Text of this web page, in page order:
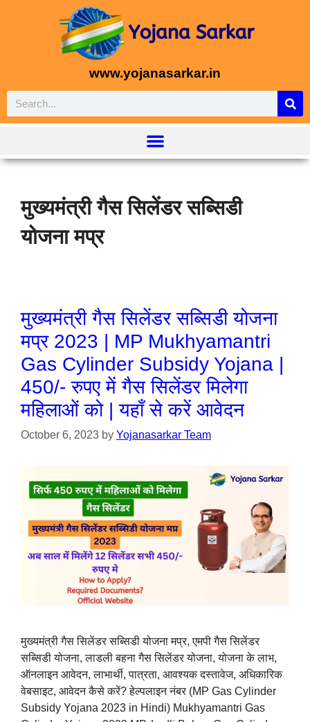
www.yojanasarkar.in
मुख्यमंत्री गैस सिलेंडर सब्सिडी
योजना मप्र
मुख्यमंत्री गैस सिलेंडर सब्सिडी योजना
मप्र 2023 | MP Mukhyamantri
Gas Cylinder Subsidy Yojana |
450/- रुपए में गैस सिलेंडर मिलेगा
महिलाओं को | यहाँ से करें आवेदन
October 6, 2023 by Yojanasarkar Team
मुख्यमंत्री गैस सिलेंडर सब्सिडी योजना मप्र, एमपी गैस सिलेंडर
सब्सिडी योजना, लाडली बहना गैस सिलेंडर योजना, योजना के लाभ,
ऑनलाइन आवेदन, लाभार्थी, पात्रता, आवश्यक दस्तावेज, अधिकारिक
वेबसाइट, आवेदन कैसे करें? हेल्पलाइन नंबर (MP Gas Cylinder
Subsidy Yojana 2023 in Hindi) Mukhyamantri Gas